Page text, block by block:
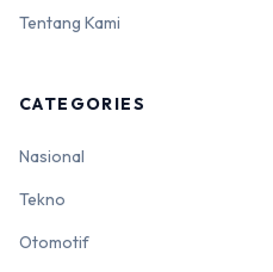
Tentang Kami
CATEGORIES
Nasional
Tekno
Otomotif